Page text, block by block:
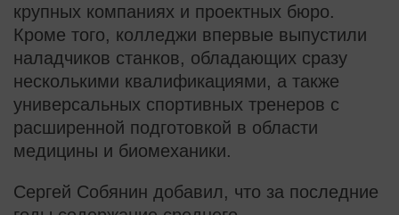
крупных компаниях и проектных бюро.
Кроме того, колледжи впервые выпустили
наладчиков станков, обладающих сразу
несколькими квалификациями, а также
универсальных спортивных тренеров с
расширенной подготовкой в области
медицины и биомеханики.
Сергей Собянин добавил, что за последние